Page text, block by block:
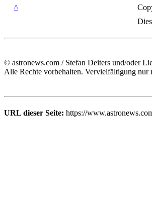
^
© astronews.com / Stefan Deiters und/oder
Alle Rechte vorbehalten. Vervielfältigung nur
URL dieser Seite: https://